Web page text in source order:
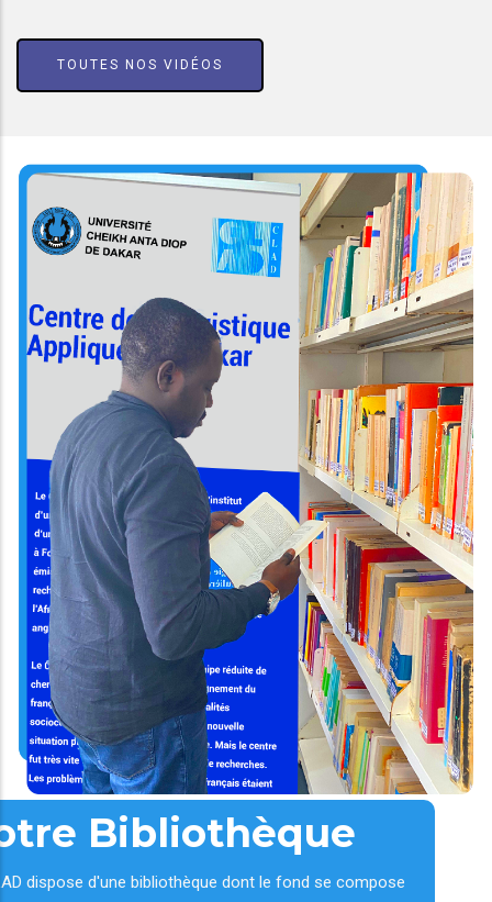
TOUTES NOS VIDÉOS
Bibliothèque
dispose d'une bibliothèque dont le fond se compose